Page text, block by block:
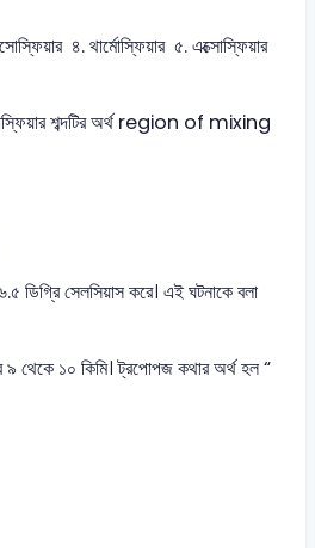
৪. থার্মোস্ফিয়ার ৫. এক্সোস্ফিয়ার
শব্দটির অর্থ region of mixing
ডিগ্রি সেলসিয়াস করে। এই ঘটনাকে বলা
৯ থেকে ১০ কিমি। ট্রপোপজ কথার অর্থ হল “